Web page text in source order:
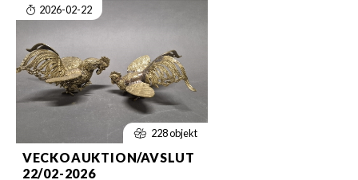
2026-02-22
228 objekt
VECKOAUKTION/AVSLUT
22/02-2026